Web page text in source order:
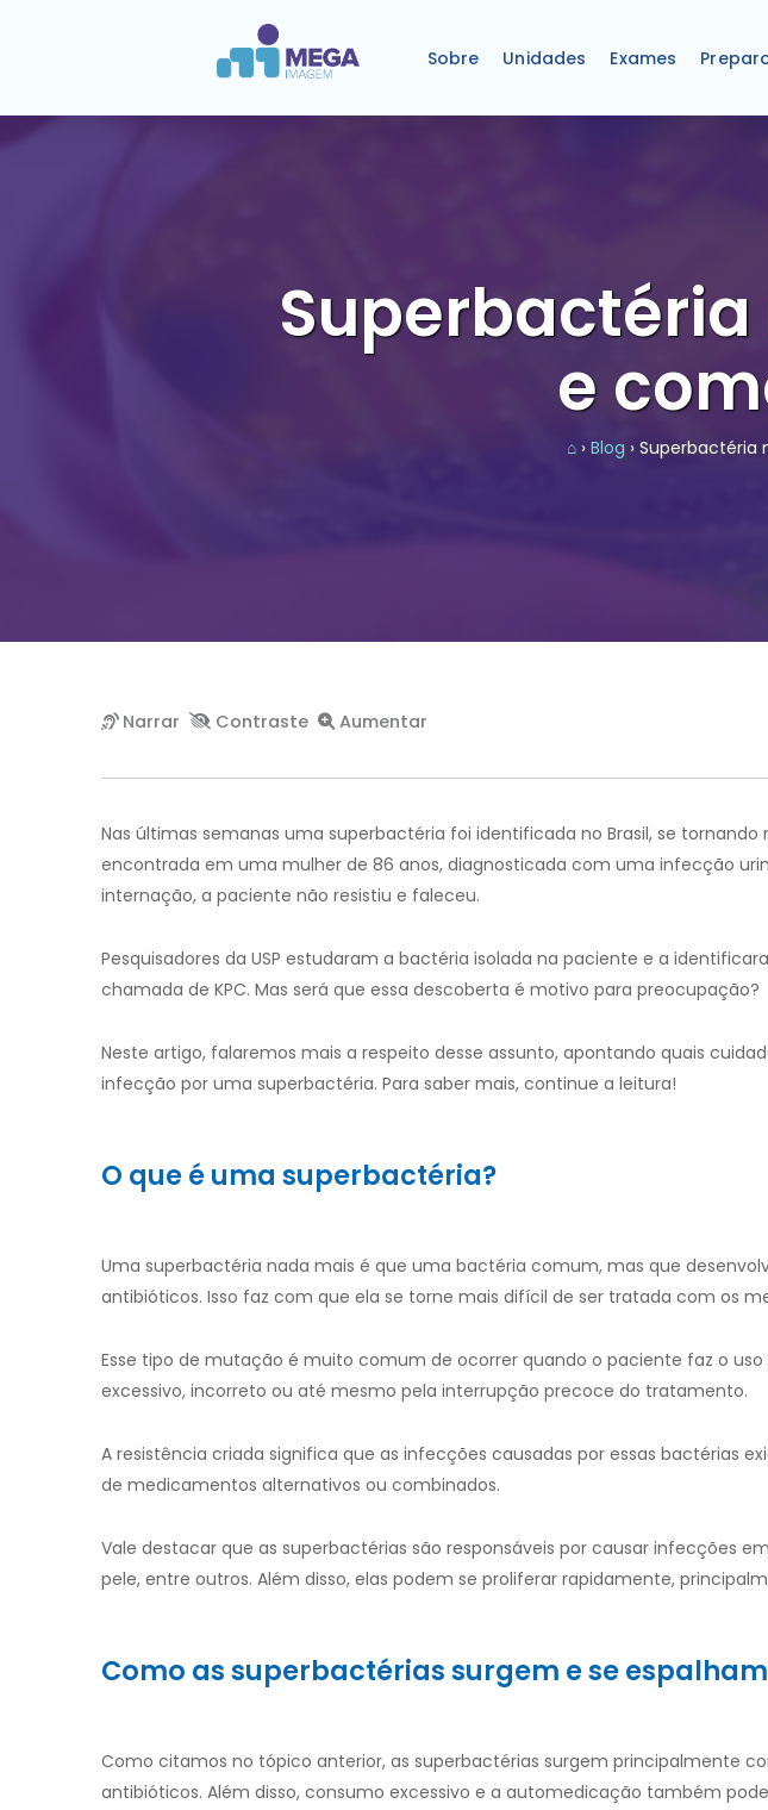
Sobre Unidades Exames
Superbactéria
e
⌂ › Blog › Superbactéria
Nas últimas semanas uma superbactéria foi identificada no Brasil, se tornando
encontrada em uma mulher de 86 anos, diagnosticada com uma infecção
internação, a paciente não resistiu e faleceu.
Pesquisadores da USP estudaram a bactéria isolada na paciente e a
chamada de KPC. Mas será que essa descoberta é motivo para preocupação?
Neste artigo, falaremos mais a respeito desse assunto, apontando quais
infecção por uma superbactéria. Para saber mais, continue a leitura!
O que é uma superbactéria?
Uma superbactéria nada mais é que uma bactéria comum, mas que
antibióticos. Isso faz com que ela se torne mais difícil de ser tratada com os
Esse tipo de mutação é muito comum de ocorrer quando o paciente faz o
excessivo, incorreto ou até mesmo pela interrupção precoce do tratamento.
A resistência criada significa que as infecções causadas por essas bactérias
de medicamentos alternativos ou combinados.
Vale destacar que as superbactérias são responsáveis por causar infecções
pele, entre outros. Além disso, elas podem se proliferar rapidamente,
Como as superbactérias surgem e se
Como citamos no tópico anterior, as superbactérias surgem principalmente
antibióticos. Além disso, consumo excessivo e a automedicação também